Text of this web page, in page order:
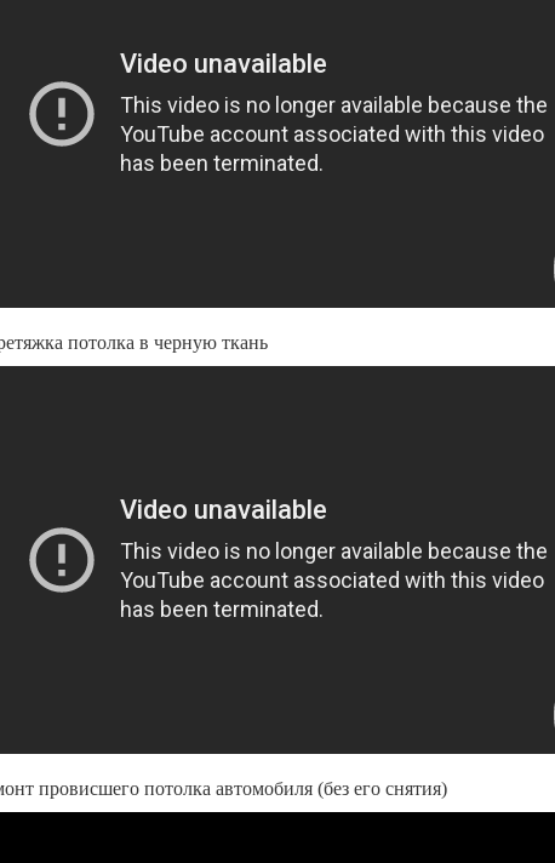
потолка в черную ткань
провисшего потолка автомобиля (без его снятия)